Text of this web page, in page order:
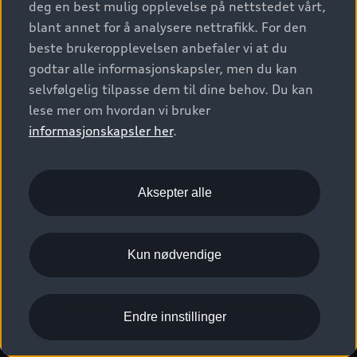
S/RS
Konseptbiler og prototyper
Prislister
Leasing
Bilgarantier
Audi Forsikring
Verkstedtjenester
Functions on demand
Kom i gang med myAudi
Kundeservice
Nyhetsbrev
Presse
Karriere
Bli sertifisert merkeverksted
Autoretur
Åpenhetsloven
© 2026 AUDI NORGE. All Rights Reserved.
Imprint Ansvarserklæring
Personvern
Informasjonskapsler (cookies)
Juridisk informasjon AUDI AG
deg en best mulig opplevelse på nettstedet vårt,
blant annet for å analysere nettrafikk. For den
beste brukeropplevelsen anbefaler vi at du
godtar alle informasjonskapsler, men du kan
selvfølgelig tilpasse dem til dine behov. Du kan
lese mer om hvordan vi bruker
informasjonskapsler her.
Aksepter alle
Kun nødvendige
Endre innstillinger